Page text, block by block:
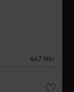
667 Nkr